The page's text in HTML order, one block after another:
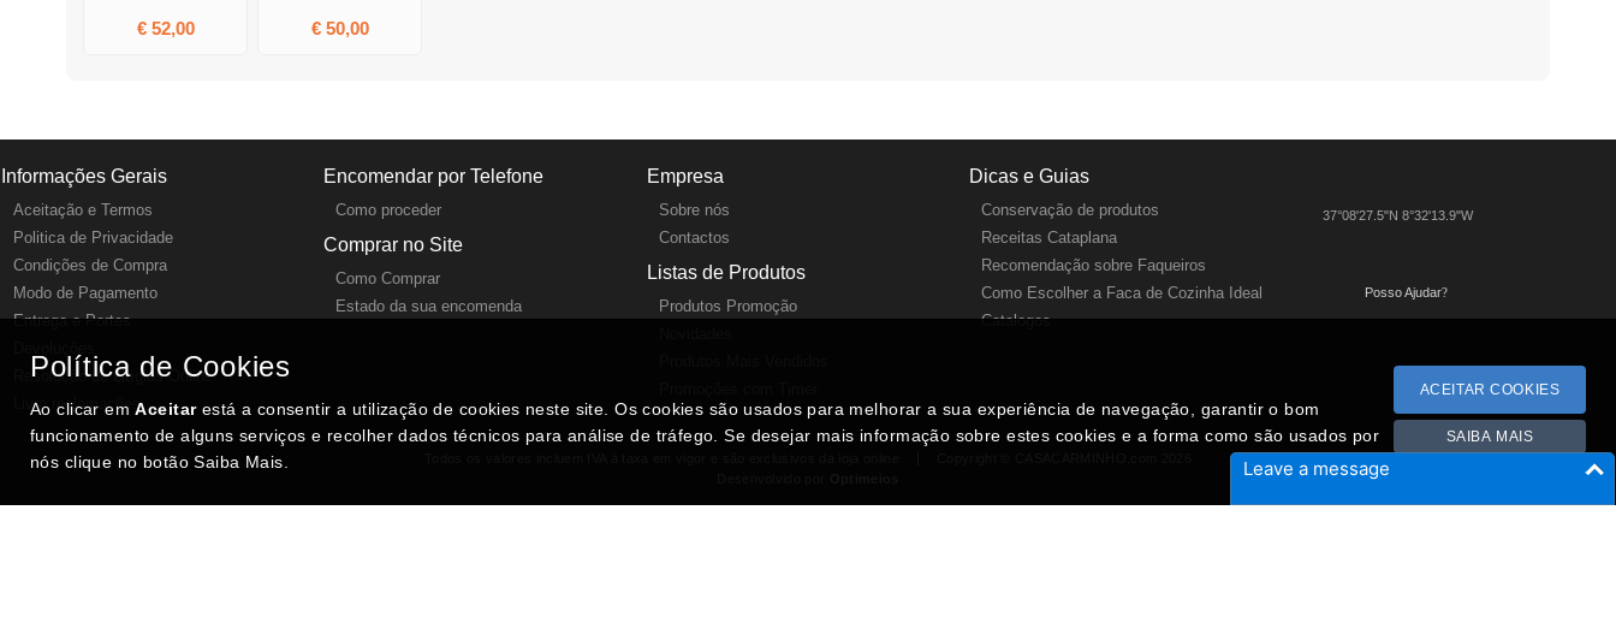
Leave a message
€ 52,00 € 50,00
Informações Gerais
Aceitação e Termos
Politica de Privacidade
Condições de Compra
Modo de Pagamento
Entrega e Portes
Resolução de Litígios Online
Livro reclamações
Encomendar por Telefone
Como proceder
Comprar no Site
Como Comprar
Estado da sua encomenda
Empresa
Sobre nós
Contactos
Listas de Produtos
Produtos Promoção
Dicas e Guias
Conservação de produtos
Receitas Cataplana
Recomendação sobre Faqueiros
Como Escolher a Faca de Cozinha Ideal
Catalogos
37°08'27.5"N 8°32'13.9"W
Posso Ajudar?
Política de Cookies
Ao clicar emAceitarestá a consentir a utilização de cookies neste site. Os cookies são usados para melhorar a sua experiência de navegação, garantir o bom
funcionamento de alguns serviços e recolher dados técnicos para análise de tráfego. Se desejar mais informação sobre estes cookies e a forma como são usados por
nós clique no botão Saiba Mais.
ACEITAR COOKIES
SAIBA MAIS